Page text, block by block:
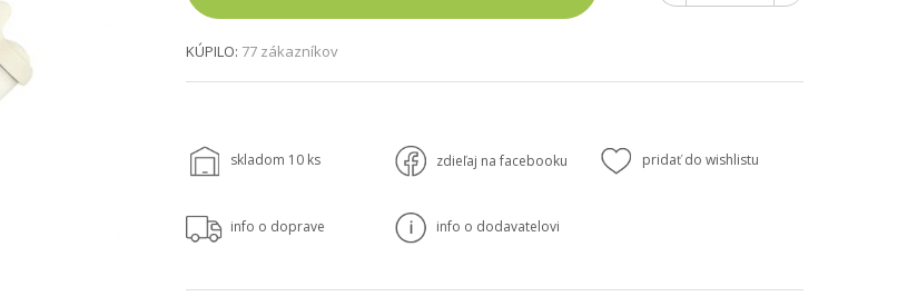
KÚPILO: 77 zákazníkov
skladom 10 ks zdieľaj na facebooku pridať do wishlistu
info o doprave info o dodavatelovi